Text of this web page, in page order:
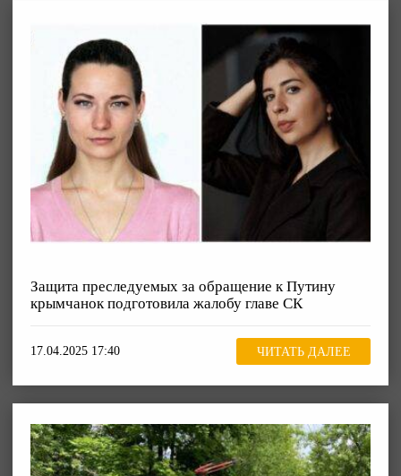
Защита преследуемых за обращение к Путину
крымчанок подготовила жалобу главе СК
17.04.2025 17:40 ЧИТАТЬ ДАЛЕЕ